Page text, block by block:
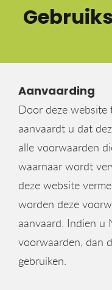
Aanvaarding
Door deze website
aanvaardt u dat
alle voorwaarden
waarnaar wordt
deze website
worden deze
aanvaard. Indien u
voorwaarden, dan
gebruiken.